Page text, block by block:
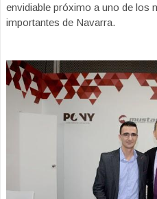
envidiable próximo a uno de los
importantes de Navarra.